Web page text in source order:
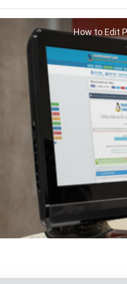
How to Edit